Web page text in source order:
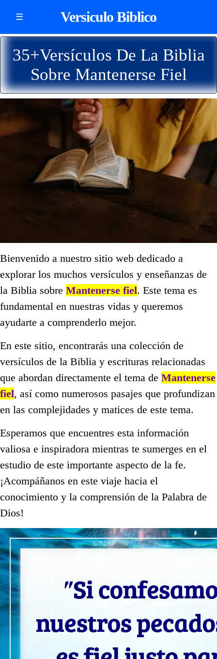
☰ Versiculo Biblico
35+Versículos De La Biblia
Sobre Mantenerse Fiel
Bienvenido a nuestro sitio web dedicado a
explorar los muchos versículos y enseñanzas de
la Biblia sobre Mantenerse fiel. Este tema es
fundamental en nuestras vidas y queremos
ayudarte a comprenderlo mejor.
En este sitio, encontrarás una colección de
versículos de la Biblia y escrituras relacionadas
que abordan directamente el tema de Mantenerse
fiel, así como numerosos pasajes que profundizan
en las complejidades y matices de este tema.
Esperamos que encuentres esta información
valiosa e inspiradora mientras te sumerges en el
estudio de este importante aspecto de la fe.
¡Acompáñanos en este viaje hacia el
conocimiento y la comprensión de la Palabra de
Dios!